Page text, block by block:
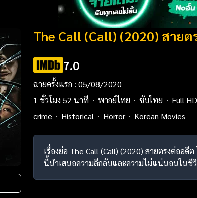
The Call (Call) (2020) สาย
7.0
ฉายครั้งแรก : 05/08/2020
1 ชั่วโมง 52 นาที
พากย์ไทย ซับไทย
Full HD
crime
Historical Horror Korean Movies
เรื่องย่อ The Call (Call) (2020) สายตรงต่อ
นี้นำเสนอความลึกลับและความไม่แน่นอนในชี